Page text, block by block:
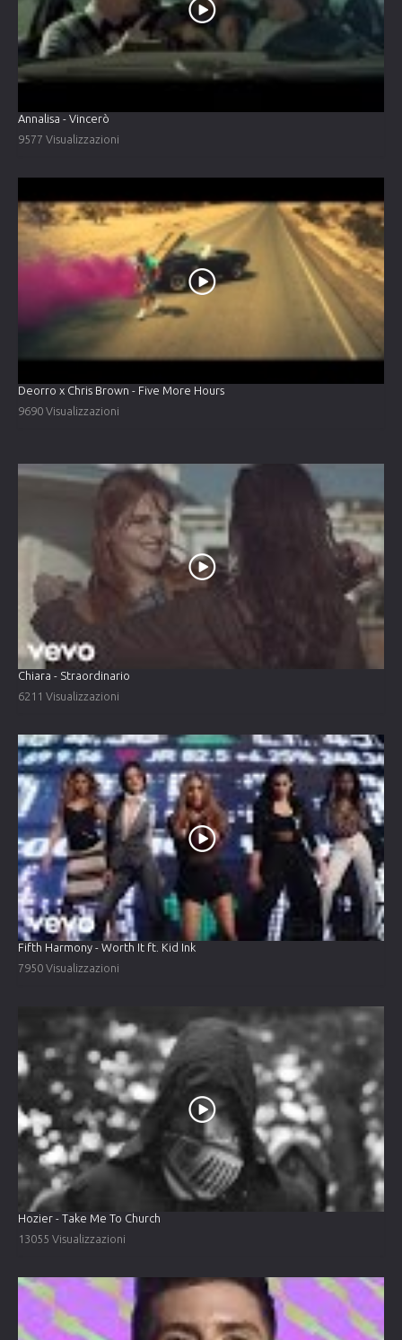
Annalisa - Vincerò
9577 Visualizzazioni
Deorro x Chris Brown - Five More Hours
9690 Visualizzazioni
Chiara - Straordinario
6211 Visualizzazioni
Fifth Harmony - Worth It ft. Kid Ink
7950 Visualizzazioni
Hozier - Take Me To Church
13055 Visualizzazioni